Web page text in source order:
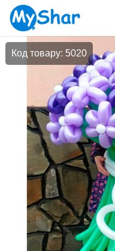
Код товару: 5020